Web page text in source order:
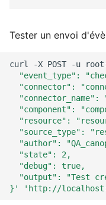
Tester un envoi
curl -X POST -u
"event_type":
"connector":
"connector_name":
"component":
"resource":
"source_type":
"author":
  "state": 2,
  "debug": true,
"output": "Test
}'
'http://